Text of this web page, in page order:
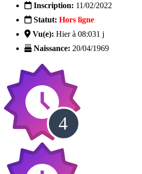
Inscription: 11/02/2022
Statut: Hors ligne
Vu(e): Hier à 08:031 j
Naissance: 20/04/1969